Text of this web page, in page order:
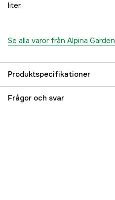
liter.
Se alla varor från Alpina Garden
Produktspecifikationer
Klippbredd
Frågor och svar